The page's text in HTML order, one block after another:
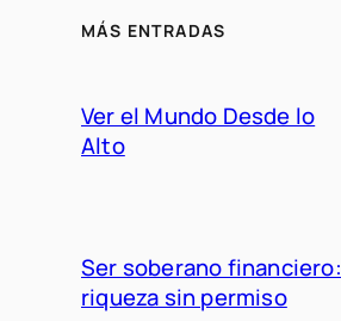
MÁS ENTRADAS
Ver el Mundo Desde lo
Alto
Ser soberano financiero:
riqueza sin permiso